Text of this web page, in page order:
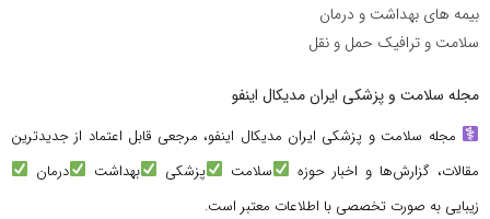
بیمه های بهداشت و درمان
سلامت و ترافیک حمل و نقل
مجله سلامت و پزشکی ایران مدیکال اینفو
مجله سلامت و پزشکی ایران مدیکال اینفو، مرجعی قابل اعتماد از جدیدترین
مقالات، گزارش‌ها و اخبار حوزه
سلامت پزشکی بهداشت
درمان
زیبایی به صورت تخصصی با اطلاعات معتبر است.